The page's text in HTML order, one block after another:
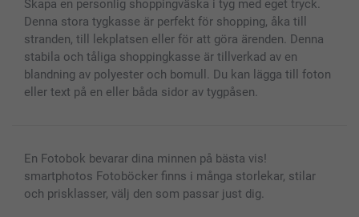
Fotoalmanackor & Fotoagenda
Fotoramar & Tillbehör
Presentkort
Alla fotoprodukter
Investor Relations
Status på beställningar
Skapa en personlig shoppingväska i tyg med eget tryck.
Denna stora tygkasse är perfekt för shopping, åka till
stranden, till lekplatsen eller för att göra ärenden. Denna
stabila och tåliga shoppingkasse är tillverkad av en
blandning av polyester och bomull. Du kan lägga till foton
eller text på en eller båda sidor av tygpåsen.
En Fotobok bevarar dina minnen på bästa vis!
smartphotos Fotoböcker finns i många storlekar, stilar
och prisklasser, välj den som passar just dig.